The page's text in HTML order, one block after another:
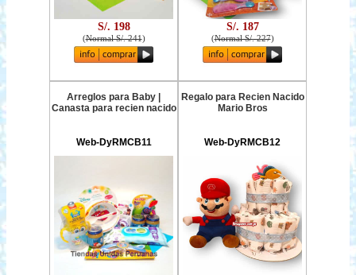
S/. 198
(Normal S/. 241)
S/. 187
(Normal S/. 227)
Arreglos para Baby |
Canasta para recien nacido
Web-DyRMCB11
Regalo para Recien Nacido
Mario Bros
Web-DyRMCB12